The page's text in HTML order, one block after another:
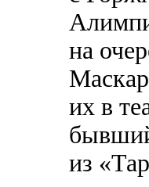
на
их в
из